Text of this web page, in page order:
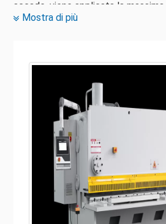
accade, viene applicata la
strumento, tuttavia, tocca il
industriali per molti anni. Queste
vendita possono tagliare e
di varie dimensioni con facilità e
diversi tipi di queste macchine che
tutto il mondo. Questi tipi
oscillante, la cesoia a ghigliottina,
via. Nella cesoia idraulica, l'azione
da pistoni idraulici. Le cesoie per
fondamentalmente utilizzate per
tranciatura e taglio di lamiere.
Mostra di più